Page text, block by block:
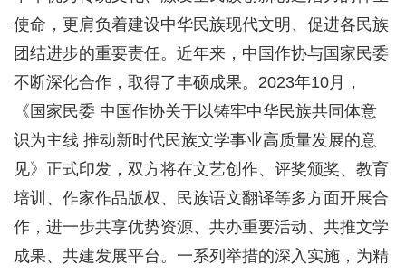
使命，更肩负着建设中华民族现代文明、促进各民族
团结进步的重要责任。近年来，中国作协与国家民委
不断深化合作，取得了丰硕成果。2023年10月，
《国家民委 中国作协关于以铸牢中华民族共同体意
识为主线 推动新时代民族文学事业高质量发展的意
见》正式印发，双方将在文艺创作、评奖颁奖、教育
培训、作家作品版权、民族语文翻译等多方面开展合
作，进一步共享优势资源、共办重要活动、共推文学
成果、共建发展平台。一系列举措的深入实施，为精